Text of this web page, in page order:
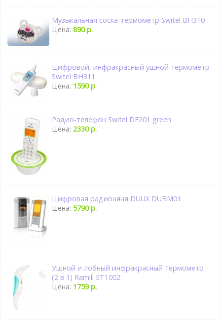
Музыкальная соска-термометр Switel BH310
Цена:890 р.
Цифровой, инфракрасный ушной термометр
Switel BH311
Цена: 1590 р.
Радио-телефон Switel DE201 green
Цена: 2330 р.
Цифровая радионяня DUUX DUBM01
Цена: 5790 р.
Ушной и лобный инфракрасный термометр
(2 в 1) Ramili ET1002
Цена: 1759 р.